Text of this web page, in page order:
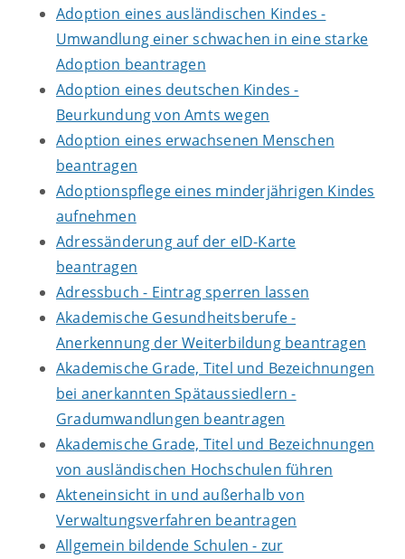
Adoption eines ausländischen Kindes -
Umwandlung einer schwachen in eine starke
Adoption beantragen
Adoption eines deutschen Kindes -
Beurkundung von Amts wegen
Adoption eines erwachsenen Menschen
beantragen
Adoptionspflege eines minderjährigen Kindes
aufnehmen
Adressänderung auf der eID-Karte
beantragen
Adressbuch - Eintrag sperren lassen
Akademische Gesundheitsberufe -
Anerkennung der Weiterbildung beantragen
Akademische Grade, Titel und Bezeichnungen
bei anerkannten Spätaussiedlern -
Gradumwandlungen beantragen
Akademische Grade, Titel und Bezeichnungen
von ausländischen Hochschulen führen
Akteneinsicht in und außerhalb von
Verwaltungsverfahren beantragen
Allgemein bildende Schulen - zur